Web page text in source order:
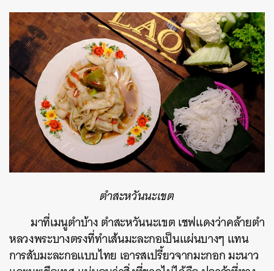
ตำสะหวันนะเขต
มาที่เมนูตำบ้าง ตำสะหวันนะเขต เชฟแดงว่าคล้ายตำ
หลวงพระบางตรงที่ทำเส้นมะละกอเป็นแผ่นบางๆ แทน
การสับมะละกอแบบไทย เอารสเปรี้ยวจากมะกอก มะนาว
SHARE TWEET LINE EMAIL